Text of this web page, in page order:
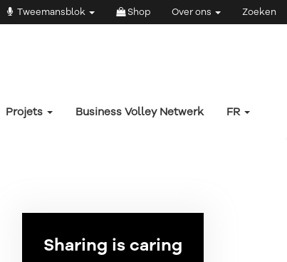
Tweemansblok Shop Over ons Zoeken
Projets Business Volley Netwerk FR
Sharing is caring